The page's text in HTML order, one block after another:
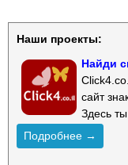
Наши проекты:
Найди
сайт
Здесь
Подробнее →